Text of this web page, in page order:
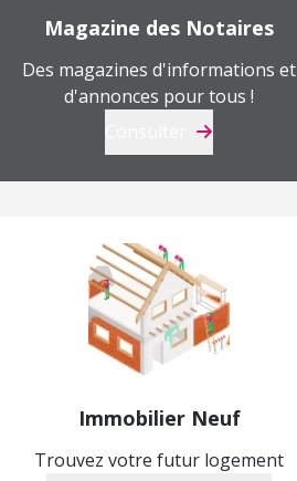
Magazine des Notaires
Des magazines d'informations et
d'annonces pour tous !
Immobilier Neuf
Trouvez votre futur logement